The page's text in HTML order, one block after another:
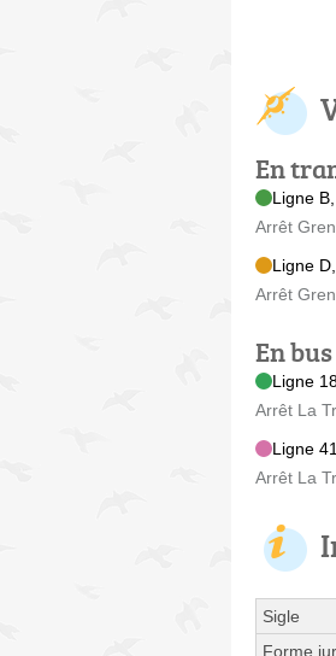
En
Ligne
Arrêt
Ligne
Arrêt
En bus
Ligne
Arrêt La
Ligne
Arrêt La
Sigle
Forme